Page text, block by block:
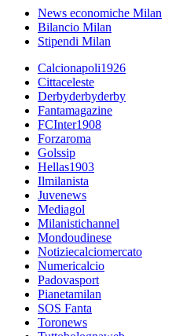
News economiche Milan
Bilancio Milan
Stipendi Milan
Calcionapoli1926
Cittaceleste
Derbyderbyderby
Fantamagazine
FCInter1908
Forzaroma
Golssip
Hellas1903
Ilmilanista
Juvenews
Mediagol
Milanistichannel
Mondoudinese
Notiziecalciomercato
Numericalcio
Padovasport
Pianetamilan
SOS Fanta
Toronews